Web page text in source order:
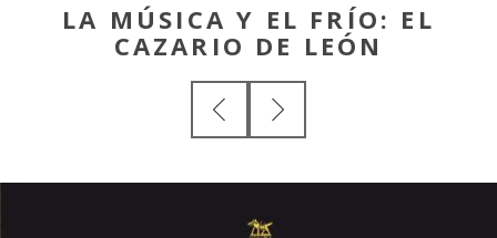
LA MÚSICA Y EL FRÍO: EL
CAZARIO DE LEÓN